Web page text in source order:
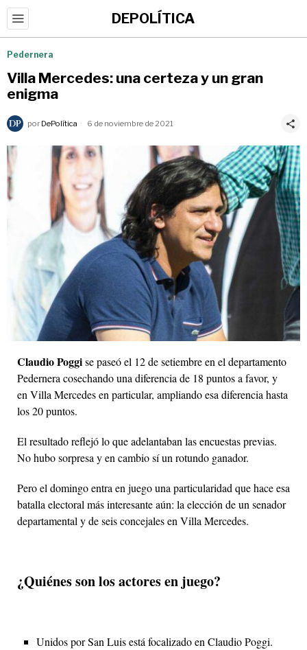
DEPOLÍTICA
Pedernera
Villa Mercedes: una certeza y un gran
enigma
por DePolítica 6 de noviembre de 2021
Claudio Poggise paseó el 12 de setiembre en el departamento
Pedernera cosechando una diferencia de 18 puntos a favor, y
en Villa Mercedes en particular, ampliando esa diferencia hasta
los 20 puntos.
El resultado reflejó lo que adelantaban las encuestas previas.
No hubo sorpresa y en cambio sí un rotundo ganador.
Pero el domingo entra en juego una particularidad que hace esa
batalla electoral más interesante aún: la elección de un senador
departamental y de seis concejales en Villa Mercedes.
¿Quiénes son los actores en juego?
Unidos por San Luis está focalizado en Claudio Poggi.